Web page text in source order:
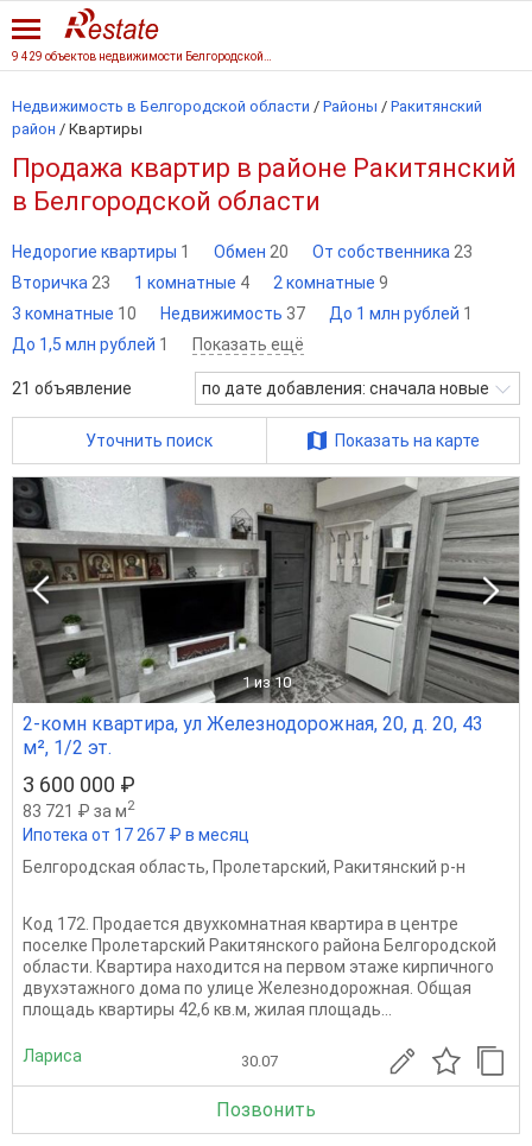
Недвижимость в Белгородской области / Районы / Ракитянский
район / Квартиры
Продажа квартир в районе Ракитянский
в Белгородской области
Недорогие квартиры 1 Обмен 20 От собственника 23
Вторичка 23 1 комнатные 4 2 комнатные 9
3 комнатные 10 Недвижимость 37 До 1 млн рублей 1
До 1,5 млн рублей 1 Показать ещё
21 объявление по дате добавления: сначала новые
Уточнить поиск Показать на карте
1 из 10
2-комн квартира, ул Железнодорожная, 20, д. 20, 43
м², 1/2 эт.
3 600 000 ₽
83 721 ₽ за м2
Ипотека от 17 267 ₽ в месяц
Белгородская область, Пролетарский, Ракитянский р-н
Код 172. Продается двухкомнатная квартира в центре
поселке Пролетарский Ракитянского района Белгородской
области. Квартира находится на первом этаже кирпичного
двухэтажного дома по улице Железнодорожная. Общая
площадь квартиры 42,6 кв.м, жилая площадь...
Лариса 30.07
Позвонить